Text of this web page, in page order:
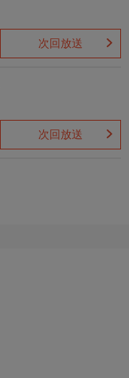
次回放送
次回放送